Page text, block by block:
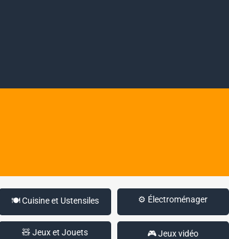
🍽️ Cuisine et Ustensiles ⚙️ Électroménager
🧸 Jeux et Jouets 🎮 Jeux vidéo